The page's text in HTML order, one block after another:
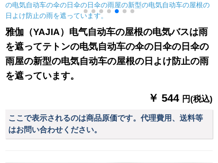
ゼル
雅伽（YAJIA）电气自动车の屋根の电気バスは雨
を遮ってテトンの电気自动车の伞の日伞の日伞の
雨屋の新型の电気自动车の屋根の日よけ防止の雨
を遮っています。
￥ 544 円(税込)
ここで表示されるのは商品原価です。代理費用、送料等
はお問い合わせください。